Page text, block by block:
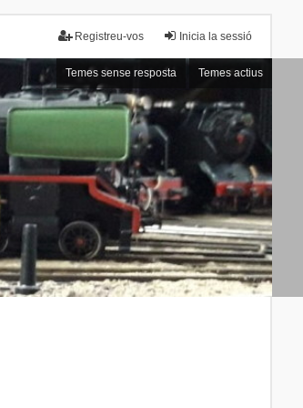
Inicia la sessió
Registreu-vos
Temes sense resposta Temes actius